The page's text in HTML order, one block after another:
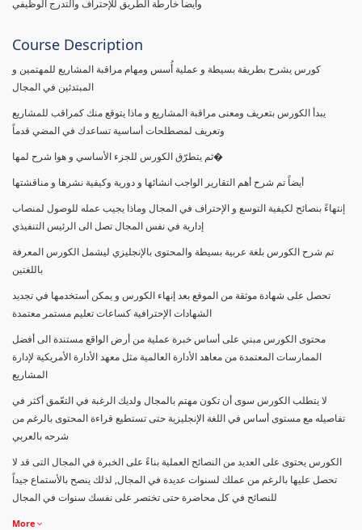
وأيضا خارطة الطريق للإحتراف والتدرج الوظيفي
Course Description
كورس يشرح بطريقة بسيطة و عملية أُسس ومهام مراقبة المشاريع للمهتمين و
المبتدئين في المجال
يبدأ الكورس بتعريف ومعنى مراقبة المشاريع و ماذا يتوقع منك كمراقب للمشاريع
وتعريف لمصطلحات أساسية تساعدك في المضي قدماً
ثم يتطرّق الكورس للجزء الأساسي و هوا شرح لمها�
أيضاً تم شرح أهم التقارير الواجب انشائها و دورية وكيفية نشرها و مناقشتها
إنتهاءً بنصائح لكيفية التوسع و الإحتراف في المجال وماذا يجيب عمله للوصول لمنصاب
إدارية في نفس المجال تصل الى الرئيس التنفيذي
تم شرح الكورس بلغة عربية بسيطة والمحتوى بالإنجليزي ليشمل الكورس المعرفة
باللغتين
تحصل على شهادة موثقة من الموقع بعد إنهاء الكورس و يمكن أستخدمها في تجديد
الشهادات الإحترافية كساعات تعليم مستمر معتمدة
محتوى الكورس مبني على أساس خبرة عملية من أرض الواقع مستندة الى أفضل
الممارسات المعتمدة من معاهد الأدارة العالمية مثل معهد الأدارة الأمريكية لإدارة
المشاريع
لا يتطلب الكورس سوى أن تكون مهتم بالمجال ولديك الرغبة في التعّمق أكثر في
تفاصيله مع مستوى أساس في اللغة الإنجليزية حتى تستطيع قراءة المحتوى بالرغم من
شرحه بالعربي
الكورس يحتوى على العديد من النصائح العملية بناءً على الخبرة في المجال التى قد لا
تحصل عليها بالرغم من عملك لسنوات عديدة في المجال, لذلك ينصح بالأستماع جيداً
للنصائح في كل محاضرة حتى تختصر على نفسك سنوات في المجال
More